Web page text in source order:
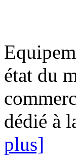
état du
dédié à
plus]